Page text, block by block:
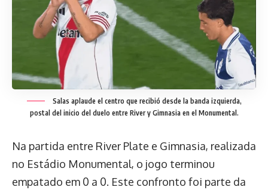
Salas aplaude el centro que recibió desde la banda izquierda,
postal del inicio del duelo entre River y Gimnasia en el Monumental.
Na partida entre River Plate e Gimnasia, realizada
no Estádio Monumental, o jogo terminou
empatado em 0 a 0. Este confronto foi parte da